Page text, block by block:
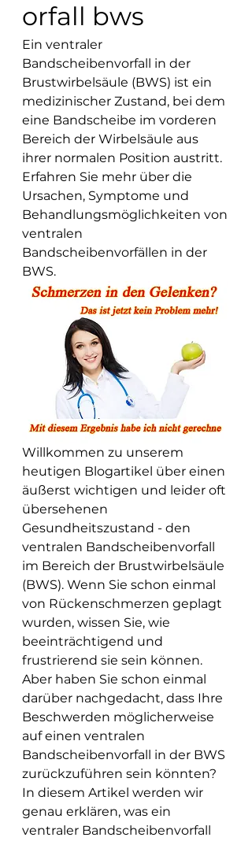
orfall bws
Ein ventraler
Bandscheibenvorfall in der
Brustwirbelsäule (BWS) ist ein
medizinischer Zustand, bei dem
eine Bandscheibe im vorderen
Bereich der Wirbelsäule aus
ihrer normalen Position austritt.
Erfahren Sie mehr über die
Ursachen, Symptome und
Behandlungsmöglichkeiten von
ventralen
Bandscheibenvorfällen in der
BWS.
Willkommen zu unserem
heutigen Blogartikel über einen
äußerst wichtigen und leider oft
übersehenen
Gesundheitszustand - den
ventralen Bandscheibenvorfall
im Bereich der Brustwirbelsäule
(BWS). Wenn Sie schon einmal
von Rückenschmerzen geplagt
wurden, wissen Sie, wie
beeinträchtigend und
frustrierend sie sein können.
Aber haben Sie schon einmal
darüber nachgedacht, dass Ihre
Beschwerden möglicherweise
auf einen ventralen
Bandscheibenvorfall in der BWS
zurückzuführen sein könnten?
In diesem Artikel werden wir
genau erklären, was ein
ventraler Bandscheibenvorfall